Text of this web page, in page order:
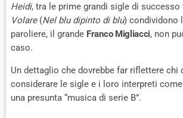
Heidi, tra le prime grandi sigle di successo
Volare(Nel blu dipinto di blu) condividono
paroliere, il grande Franco Migliacci, non
caso.
Un dettaglio che dovrebbe far riflettere chi
considerare le sigle e i loro interpreti
una presunta “musica di serie B”.